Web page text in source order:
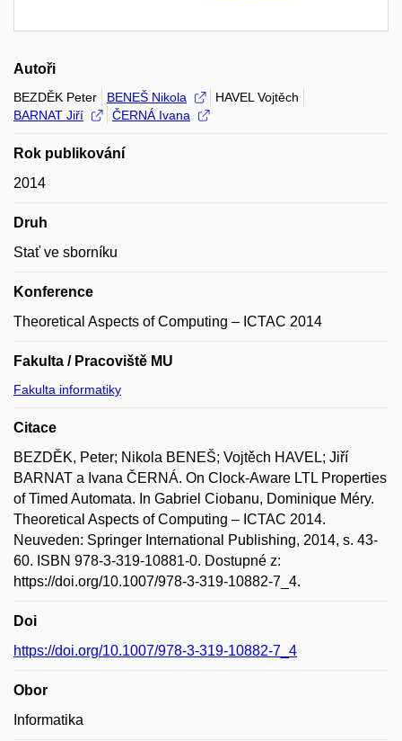
Autoři
BEZDĚK Peter BENEŠ Nikola
HAVEL Vojtěch
BARNAT Jiří
ČERNÁ Ivana
Rok publikování
2014
Druh
Stať ve sborníku
Konference
Theoretical Aspects of Computing – ICTAC 2014
Fakulta / Pracoviště MU
Fakulta informatiky
Citace
BEZDĚK, Peter; Nikola BENEŠ; Vojtěch HAVEL; Jiří
BARNAT a Ivana ČERNÁ. On Clock-Aware LTL Properties
of Timed Automata. In Gabriel Ciobanu, Dominique Méry.
Theoretical Aspects of Computing – ICTAC 2014.
Neuveden: Springer International Publishing, 2014, s. 43-
60. ISBN 978-3-319-10881-0. Dostupné z:
https://doi.org/10.1007/978-3-319-10882-7_4.
Doi
https://doi.org/10.1007/978-3-319-10882-7_4
Obor
Informatika